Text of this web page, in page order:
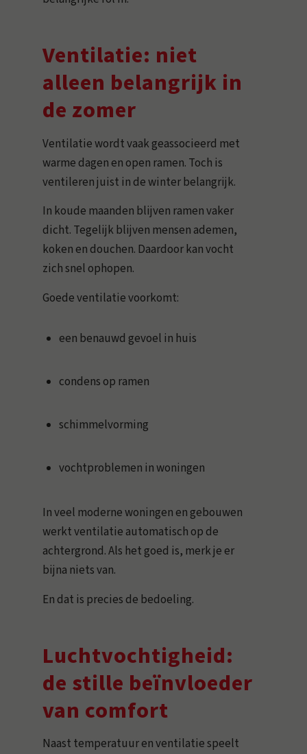
Ventilatie: niet
alleen belangrijk in
de zomer
Ventilatie wordt vaak geassocieerd met
warme dagen en open ramen. Toch is
ventileren juist in de winter belangrijk.
In koude maanden blijven ramen vaker
dicht. Tegelijk blijven mensen ademen,
koken en douchen. Daardoor kan vocht
zich snel ophopen.
Goede ventilatie voorkomt:
een benauwd gevoel in huis
condens op ramen
schimmelvorming
vochtproblemen in woningen
In veel moderne woningen en gebouwen
werkt ventilatie automatisch op de
achtergrond. Als het goed is, merk je er
bijna niets van.
En dat is precies de bedoeling.
Luchtvochtigheid:
de stille beïnvloeder
van comfort
Naast temperatuur en ventilatie speelt